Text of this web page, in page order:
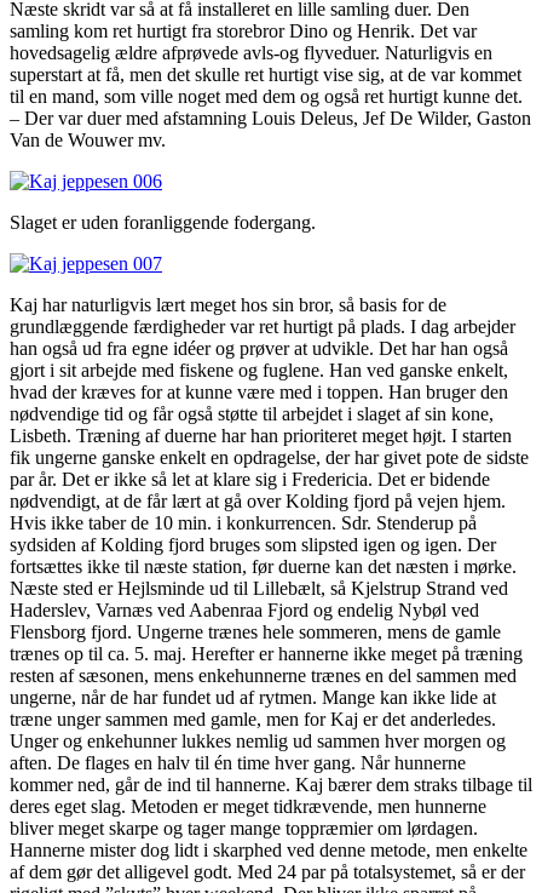
Næste skridt var så at få installeret en lille samling duer. Den
samling kom ret hurtigt fra storebror Dino og Henrik. Det var
hovedsagelig ældre afprøvede avls-og flyveduer. Naturligvis en
superstart at få, men det skulle ret hurtigt vise sig, at de var kommet
til en mand, som ville noget med dem og også ret hurtigt kunne det.
– Der var duer med afstamning Louis Deleus, Jef De Wilder, Gaston
Van de Wouwer mv.
Slaget er uden foranliggende fodergang.
Kaj har naturligvis lært meget hos sin bror, så basis for de
grundlæggende færdigheder var ret hurtigt på plads. I dag arbejder
han også ud fra egne idéer og prøver at udvikle. Det har han også
gjort i sit arbejde med fiskene og fuglene. Han ved ganske enkelt,
hvad der kræves for at kunne være med i toppen. Han bruger den
nødvendige tid og får også støtte til arbejdet i slaget af sin kone,
Lisbeth. Træning af duerne har han prioriteret meget højt. I starten
fik ungerne ganske enkelt en opdragelse, der har givet pote de sidste
par år. Det er ikke så let at klare sig i Fredericia. Det er bidende
nødvendigt, at de får lært at gå over Kolding fjord på vejen hjem.
Hvis ikke taber de 10 min. i konkurrencen. Sdr. Stenderup på
sydsiden af Kolding fjord bruges som slipsted igen og igen. Der
fortsættes ikke til næste station, før duerne kan det næsten i mørke.
Næste sted er Hejlsminde ud til Lillebælt, så Kjelstrup Strand ved
Haderslev, Varnæs ved Aabenraa Fjord og endelig Nybøl ved
Flensborg fjord. Ungerne trænes hele sommeren, mens de gamle
trænes op til ca. 5. maj. Herefter er hannerne ikke meget på træning
resten af sæsonen, mens enkehunnerne trænes en del sammen med
ungerne, når de har fundet ud af rytmen. Mange kan ikke lide at
træne unger sammen med gamle, men for Kaj er det anderledes.
Unger og enkehunner lukkes nemlig ud sammen hver morgen og
aften. De flages en halv til én time hver gang. Når hunnerne
kommer ned, går de ind til hannerne. Kaj bærer dem straks tilbage til
deres eget slag. Metoden er meget tidkrævende, men hunnerne
bliver meget skarpe og tager mange toppræmier om lørdagen.
Hannerne mister dog lidt i skarphed ved denne metode, men enkelte
af dem gør det alligevel godt. Med 24 par på totalsystemet, så er der